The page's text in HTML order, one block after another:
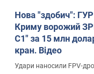
Нова "здобич":
Криму ворожий
С1" за 15 млн
кран. Відео
Удари наносили FPV-